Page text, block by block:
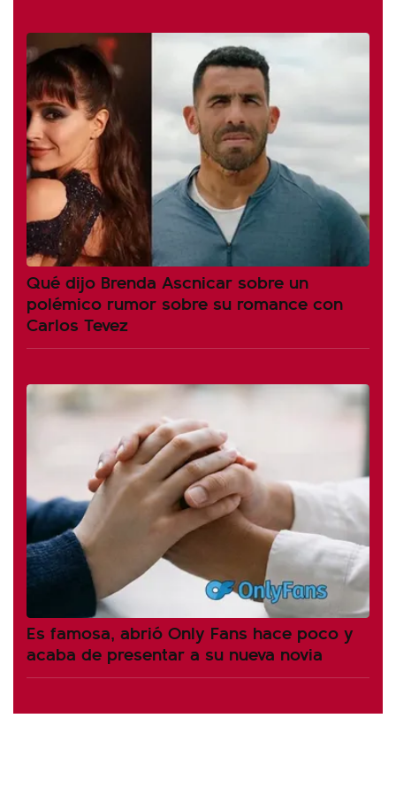
Qué dijo Brenda Ascnicar sobre un
polémico rumor sobre su romance con
Carlos Tevez
Es famosa, abrió Only Fans hace poco y
acaba de presentar a su nueva novia